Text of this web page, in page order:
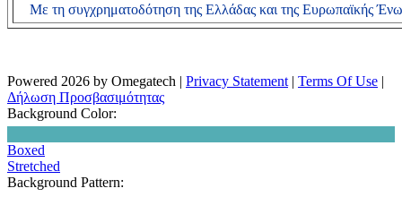
Με τη συγχρηματοδότηση της Ελλάδας και της Ευρωπαϊκής
Powered 2026 by Omegatech | Privacy Statement | Terms Of Use |
Δήλωση Προσβασιμότητας
Background Color:
Boxed
Stretched
Background Pattern: